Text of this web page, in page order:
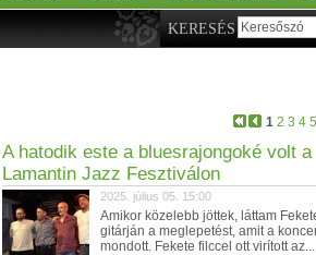
KERESÉS
1 2 3 4 5
A hatodik este a bluesrajongoké volt a
Lamantin Jazz Fesztiválon
2025. július 05. 15:00
Amikor közelebb jöttek, láttam
gitárján a meglepetést, amit a
mondott. Fekete filccel ott virított az...